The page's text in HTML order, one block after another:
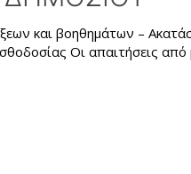
και βοηθημάτων –
Οι απαιτήσεις